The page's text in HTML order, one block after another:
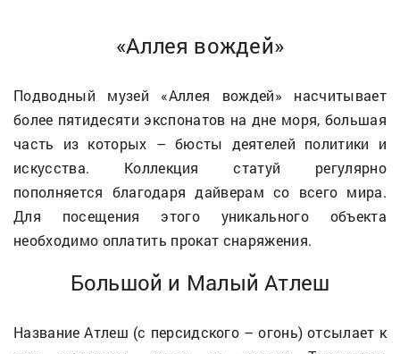
«Аллея вождей»
Подводный музей «Аллея вождей» насчитывает
более пятидесяти экспонатов на дне моря, большая
часть из которых – бюсты деятелей политики и
искусства. Коллекция статуй регулярно
пополняется благодаря дайверам со всего мира.
Для посещения этого уникального объекта
необходимо оплатить прокат снаряжения.
Большой и Малый Атлеш
Название Атлеш (с персидского – огонь) отсылает к